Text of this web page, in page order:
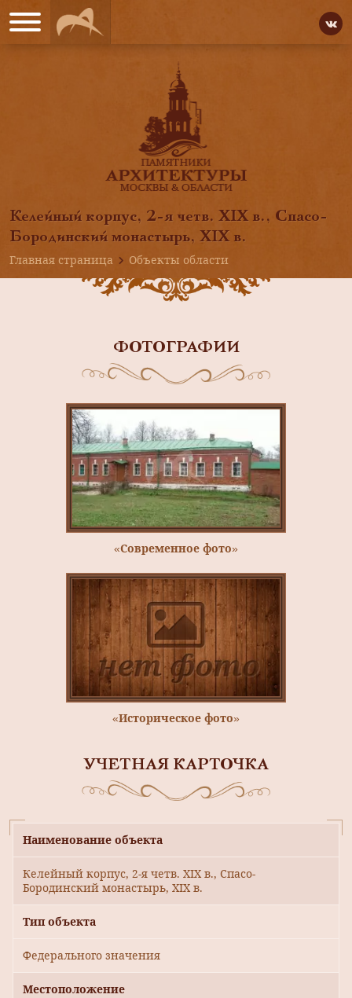
Келейный корпус, 2-я четв. XIX в., Спасо-
Бородинский монастырь, XIX в.
Главная страница
Объекты области
ФОТОГРАФИИ
«Современное фото»
«Историческое фото»
УЧЕТНАЯ КАРТОЧКА
Наименование объекта
Келейный корпус, 2-я четв. XIX в., Спасо-
Бородинский монастырь, XIX в.
Тип объекта
Федерального значения
Местоположение